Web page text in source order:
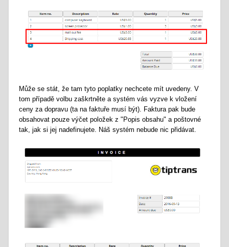
Může se stát, že tam tyto poplatky nechcete mít uvedeny. V
tom případě volbu zaškrtněte a systém vás vyzve k vložení
ceny za dopravu (ta na faktuře musí být). Faktura pak bude
obsahovat pouze výčet položek z "Popis obsahu" a poštovné
tak, jak si jej nadefinujete. Náš systém nebude nic přidávat.